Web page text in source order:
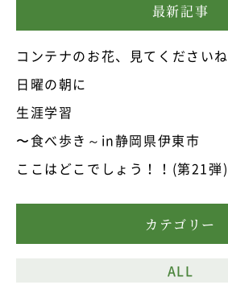
最新記事
コンテナのお花、見てくださいね
日曜の朝に
生涯学習
〜食べ歩き～in静岡県伊東市
ここはどこでしょう！！(第21弾)
カテゴリー
ALL